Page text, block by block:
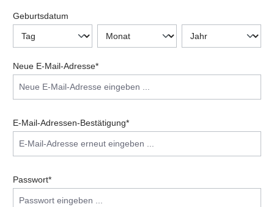
Geburtsdatum
Neue E-Mail-Adresse*
E-Mail-Adressen-Bestätigung*
Passwort*